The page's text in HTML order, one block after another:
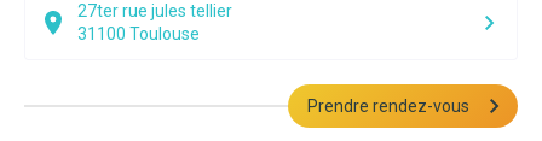
27ter rue jules tellier
31100 Toulouse
Prendre rendez-vous